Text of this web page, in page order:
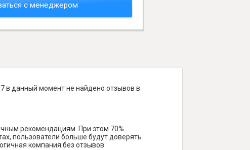
с менеджером
в данный момент не найдено отзывов в
рекомендациям. При этом 70%
пользователи больше будут доверять
компания без отзывов.